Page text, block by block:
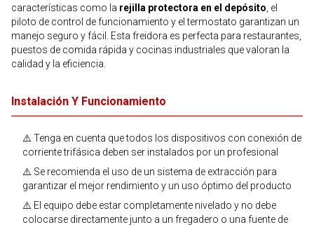
características como la rejilla protectora en el depósito , el
piloto de control de funcionamiento y el termostato garantizan un
manejo seguro y fácil. Esta freidora es perfecta para restaurantes,
puestos de comida rápida y cocinas industriales que valoran la
calidad y la eficiencia.
Instalación Y Funcionamiento
⚠️ Tenga en cuenta que todos los dispositivos con conexión de
corriente trifásica deben ser instalados por un profesional
⚠️ Se recomienda el uso de un sistema de extracción para
garantizar el mejor rendimiento y un uso óptimo del producto
⚠️ El equipo debe estar completamente nivelado y no debe
colocarse directamente junto a un fregadero o una fuente de